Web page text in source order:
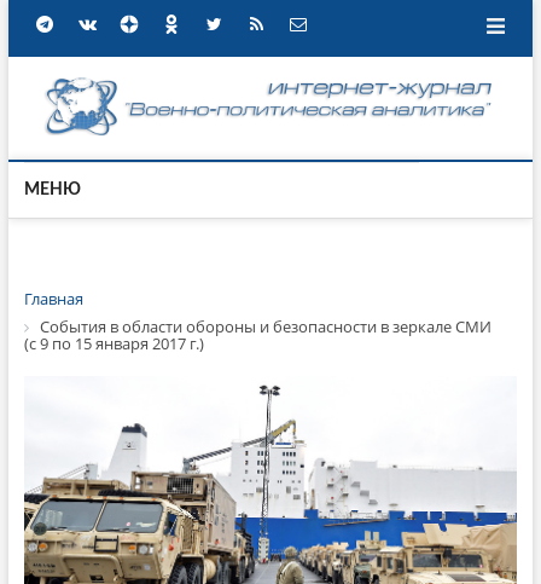
МЕНЮ
Главная
События в области обороны и безопасности в зеркале СМИ
(с 9 по 15 января 2017 г.)